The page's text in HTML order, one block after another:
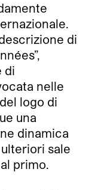
di
di
nelle
logo di
una
dinamica
sale
primo.